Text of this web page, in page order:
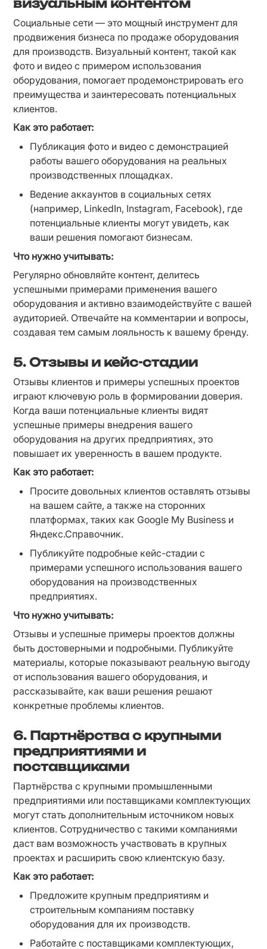
визуальным контентом
Социальные сети — это мощный инструмент для
продвижения бизнеса по продаже оборудования
для производств. Визуальный контент, такой как
фото и видео с примером использования
оборудования, помогает продемонстрировать его
преимущества и заинтересовать потенциальных
клиентов.
Как это работает:
Публикация фото и видео с демонстрацией
работы вашего оборудования на реальных
производственных площадках.
Ведение аккаунтов в социальных сетях
(например, LinkedIn, Instagram, Facebook), где
потенциальные клиенты могут увидеть, как
ваши решения помогают бизнесам.
Что нужно учитывать:
Регулярно обновляйте контент, делитесь
успешными примерами применения вашего
оборудования и активно взаимодействуйте с вашей
аудиторией. Отвечайте на комментарии и вопросы,
создавая тем самым лояльность к вашему бренду.
5. Отзывы и кейс-стадии
Отзывы клиентов и примеры успешных проектов
играют ключевую роль в формировании доверия.
Когда ваши потенциальные клиенты видят
успешные примеры внедрения вашего
оборудования на других предприятиях, это
повышает их уверенность в вашем продукте.
Как это работает:
Просите довольных клиентов оставлять отзывы
на вашем сайте, а также на сторонних
платформах, таких как Google My Business и
Яндекс.Справочник.
Публикуйте подробные кейс-стадии с
примерами успешного использования вашего
оборудования на производственных
предприятиях.
Что нужно учитывать:
Отзывы и успешные примеры проектов должны
быть достоверными и подробными. Публикуйте
материалы, которые показывают реальную выгоду
от использования вашего оборудования, и
рассказывайте, как ваши решения решают
конкретные проблемы клиентов.
6. Партнёрства с крупными
предприятиями и
поставщиками
Партнёрства с крупными промышленными
предприятиями или поставщиками комплектующих
могут стать дополнительным источником новых
клиентов. Сотрудничество с такими компаниями
даст вам возможность участвовать в крупных
проектах и расширить свою клиентскую базу.
Как это работает:
Предложите крупным предприятиям и
строительным компаниям поставку
оборудования для их производств.
Работайте с поставщиками комплектующих,